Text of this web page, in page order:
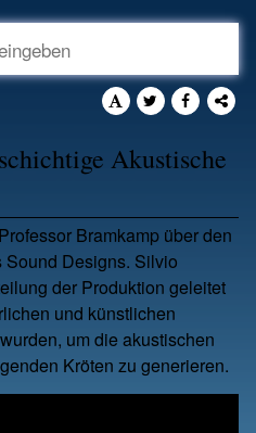
Akustische
Bramkamp über den
Designs. Silvio
der Produktion geleitet
und künstlichen
um die akustischen
Kröten zu generieren.